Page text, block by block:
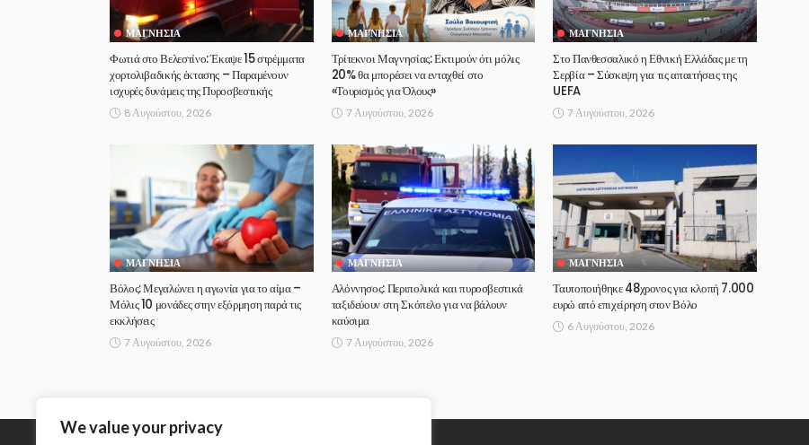
We value your privacy
ΜΑΓΝΗΣΊΑ
Φωτιά στο Βελεστίνο: Έκαψε 15 στρέμματα
χορτολιβαδικής έκτασης – Παραμένουν
ισχυρές δυνάμεις της Πυροσβεστικής
8 Αυγούστου, 2026
ΜΑΓΝΗΣΊΑ
Τρίτεκνοι Μαγνησίας: Εκτιμούν ότι μόλις
20% θα μπορέσει να ενταχθεί στο
«Τουρισμός για Όλους»
7 Αυγούστου, 2026
ΜΑΓΝΗΣΊΑ
Στο Πανθεσσαλικό η Εθνική Ελλάδας με τη
Σερβία – Σύσκεψη για τις απαιτήσεις της
UEFA
7 Αυγούστου, 2026
ΜΑΓΝΗΣΊΑ
Βόλος: Μεγαλώνει η αγωνία για το αίμα –
Μόλις 10 μονάδες στην εξόρμηση παρά τις
εκκλήσεις
7 Αυγούστου, 2026
ΜΑΓΝΗΣΊΑ
Αλόννησος: Περιπολικά και πυροσβεστικά
ταξιδεύουν στη Σκόπελο για να βάλουν
καύσιμα
7 Αυγούστου, 2026
ΜΑΓΝΗΣΊΑ
Ταυτοποιήθηκε 48χρονος για κλοπή 7.000
ευρώ από επιχείρηση στον Βόλο
6 Αυγούστου, 2026